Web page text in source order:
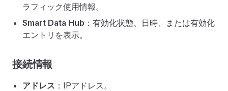
ラフィック使用情報。
Smart Data Hub ：有効化状態、日時、または有効化
エントリを表示。
接続情報
アドレス ：IPアドレス。